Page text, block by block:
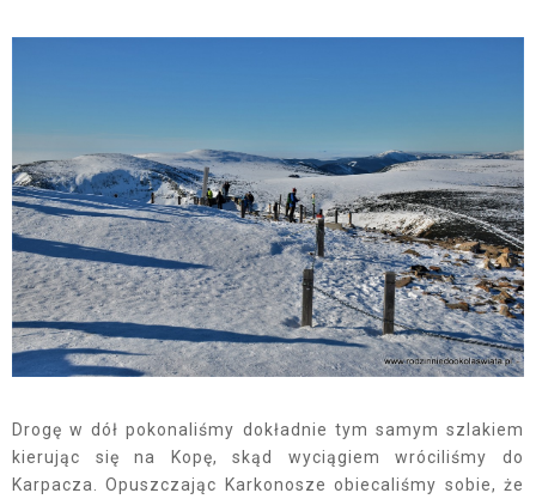
Drogę w dół pokonaliśmy dokładnie tym samym szlakiem
kierując się na Kopę, skąd wyciągiem wróciliśmy do
Karpacza. Opuszczając Karkonosze obiecaliśmy sobie, że